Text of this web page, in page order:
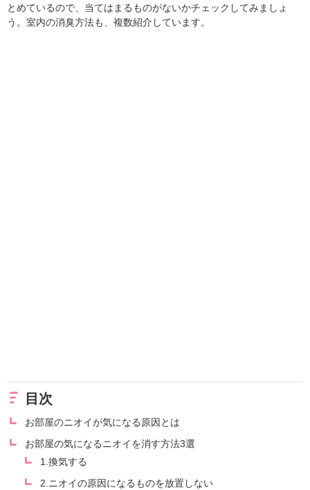
とめているので、当てはまるものがないかチェックしてみましょ
う。室内の消臭方法も、複数紹介しています。
目次
お部屋のニオイが気になる原因とは
お部屋の気になるニオイを消す方法3選
1.換気する
2.ニオイの原因になるものを放置しない